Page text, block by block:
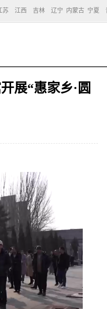
苏 江西 吉林 辽宁 内蒙古 宁夏
展“惠家乡·圆